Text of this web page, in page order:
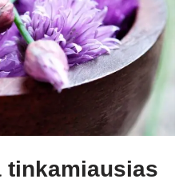
tinkamiausias